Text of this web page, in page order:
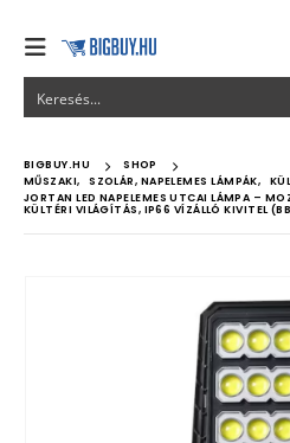
BIGBUY.HU
SHOP
MŰSZAKI, SZOLÁR, NAPELEMES LÁMPÁK,
JORTAN LED NAPELEMES UTCAI LÁMPA –
KÜLTÉRI VILÁGÍTÁS, IP66 VÍZÁLLÓ KIVITEL